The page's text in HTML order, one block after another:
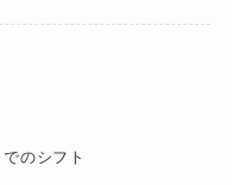
のシフト